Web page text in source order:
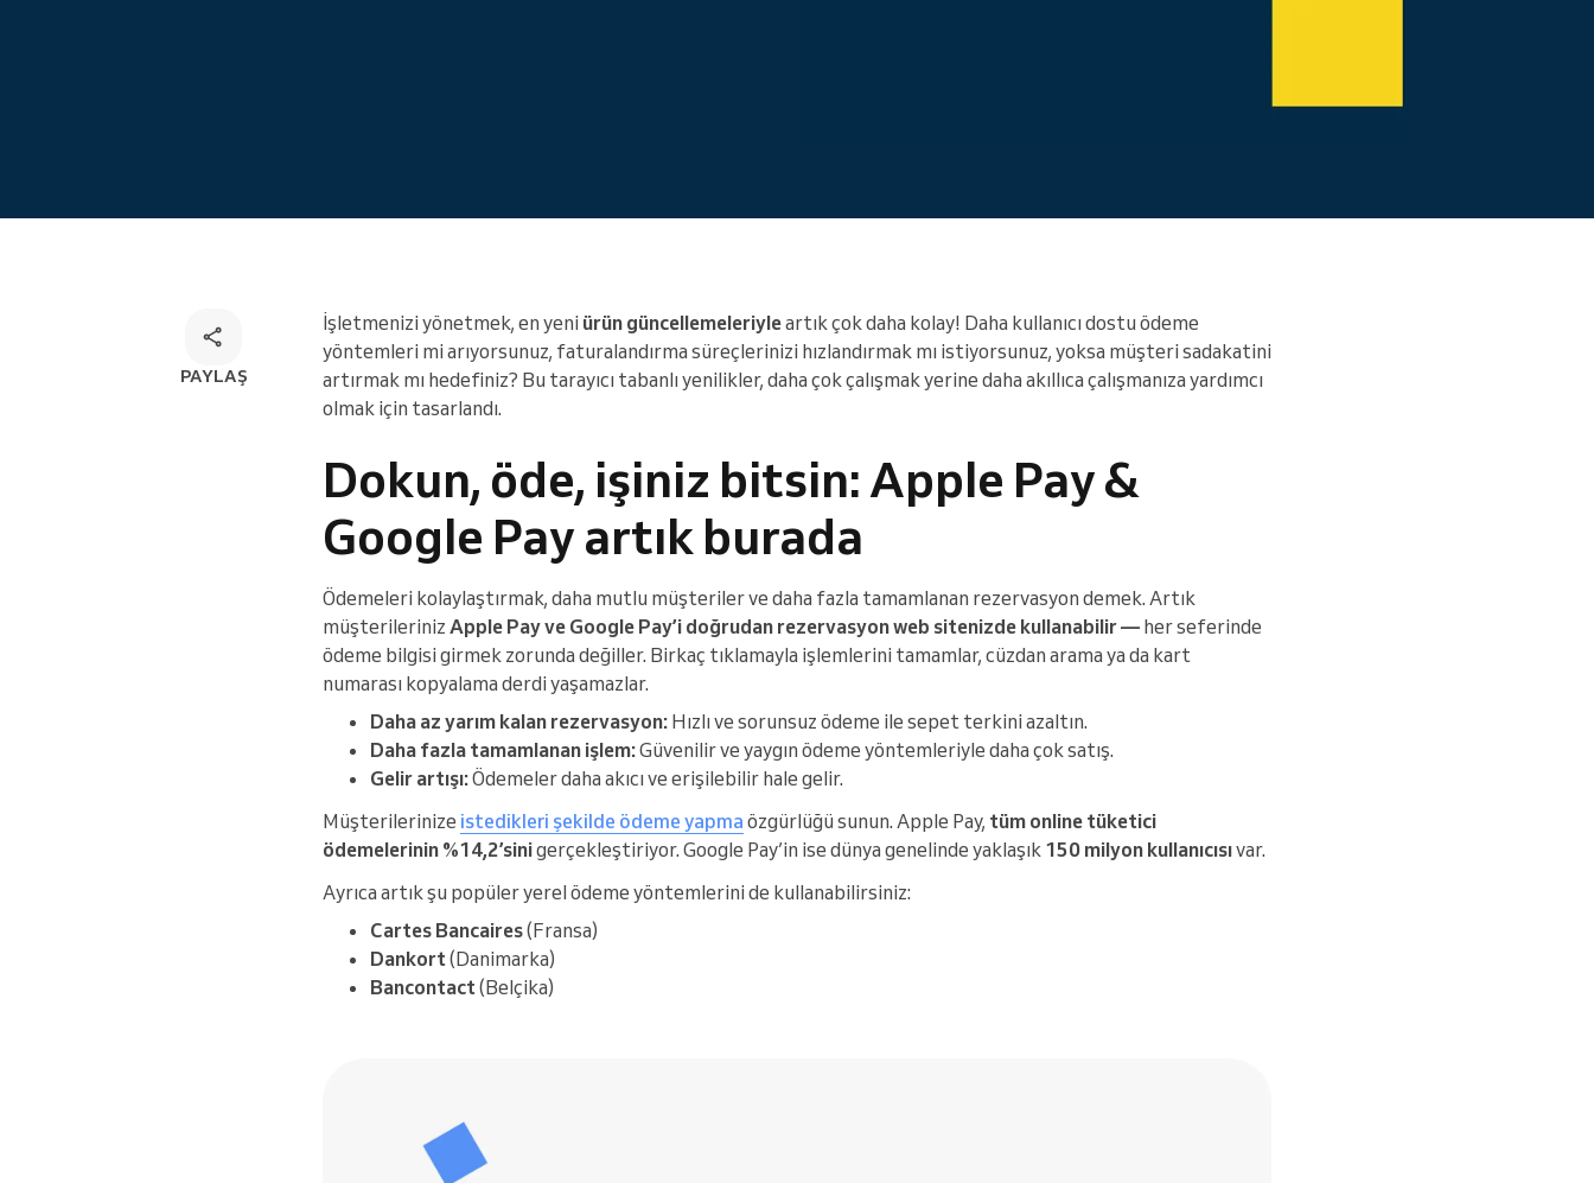
PAYLAŞ
İşletmenizi yönetmek, en yeni ürün güncellemeleriyleartık çok daha kolay! Daha kullanıcı dostu ödeme
yöntemleri mi arıyorsunuz, faturalandırma süreçlerinizi hızlandırmak mı istiyorsunuz, yoksa müşteri sadakatini
artırmak mı hedefiniz? Bu tarayıcı tabanlı yenilikler, daha çok çalışmak yerine daha akıllıca çalışmanıza yardımcı
olmak için tasarlandı.
Dokun, öde, işiniz bitsin: Apple Pay &
Google Pay artık burada
Ödemeleri kolaylaştırmak, daha mutlu müşteriler ve daha fazla tamamlanan rezervasyon demek. Artık
müşterileriniz Apple Pay ve Google Pay’i doğrudan rezervasyon web sitenizde kullanabilir — her seferinde
ödeme bilgisi girmek zorunda değiller. Birkaç tıklamayla işlemlerini tamamlar, cüzdan arama ya da kart
numarası kopyalama derdi yaşamazlar.
Daha az yarım kalan rezervasyon: Hızlı ve sorunsuz ödeme ile sepet terkini azaltın.
Daha fazla tamamlanan işlem:Güvenilir ve yaygın ödeme yöntemleriyle daha çok satış.
Gelir artışı:Ödemeler daha akıcı ve erişilebilir hale gelir.
Müşterilerinize istedikleri şekilde ödeme yapma özgürlüğü sunun. Apple Pay, tüm online tüketici
ödemelerinin %14,2’sinigerçekleştiriyor. Google Pay’in ise dünya genelinde yaklaşık 150 milyon kullanıcısıvar.
Ayrıca artık şu popüler yerel ödeme yöntemlerini de kullanabilirsiniz:
Cartes Bancaires(Fransa)
Dankort (Danimarka)
Bancontact (Belçika)